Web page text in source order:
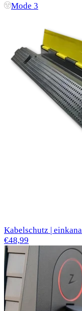
Mode 3
Kabelschutz |
€48,99